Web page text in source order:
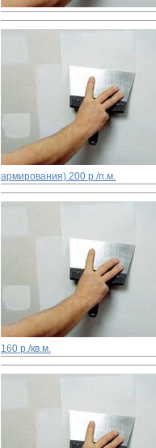
армирования) 200 р./п.м.
160 р./кв.м.